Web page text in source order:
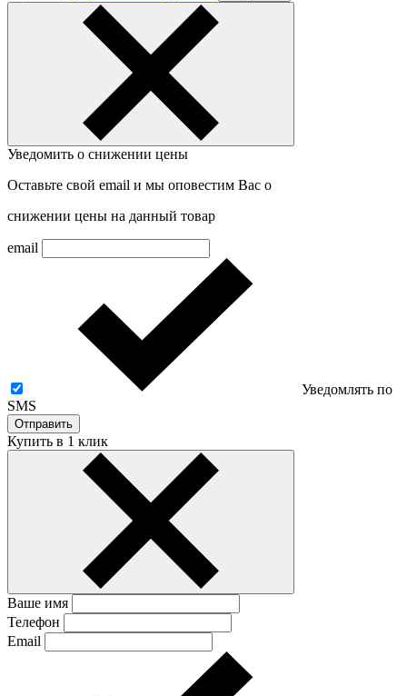
Уведомить о снижении цены
Оставьте свой email и мы оповестим Вас о
снижении цены на данный товар
email
Уведомлять по
SMS
Отправить
Купить в 1 клик
Ваше имя
Телефон
Email